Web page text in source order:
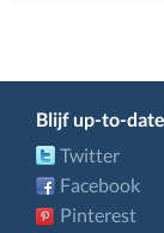
Blijf up-to-date
Twitter
Facebook
Pinterest